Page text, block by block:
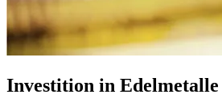
Investition in Edelmetalle